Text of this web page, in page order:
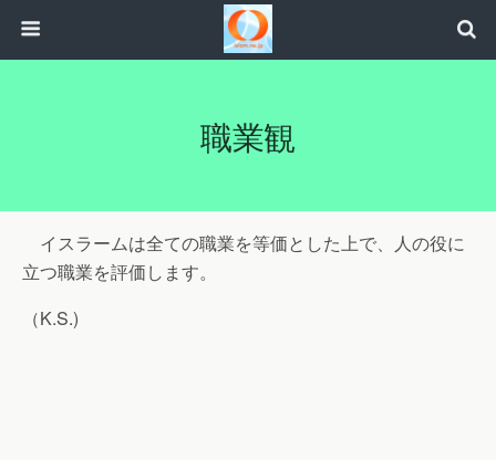
職業観
イスラームは全ての職業を等価とした上で、人の役に
立つ職業を評価します。
（K.S.)